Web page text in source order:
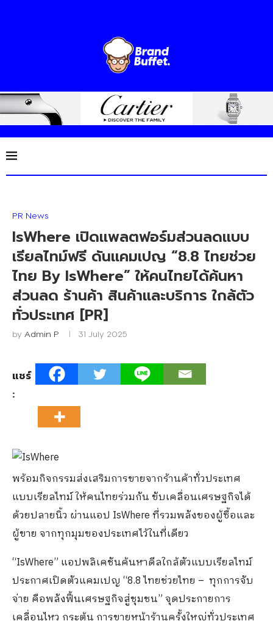
PR News
IsWhere เปิดแพลตฟอร์มส่วนลดแบบ
เรียลไทม์ฟรี ดันแคมเปญ “8.8 ไทยช่วย
ไทย By IsWhere” ให้คนไทยได้ค้นหา
ส่วนลด ร้านค้า สินค้าและบริการ ใกล้ตัว
ทั่วประเทศ [PR]
by Admin P 31 July 2025
แชร์
:
พร้อมกิจกรรมส่งเสริมการขายจากร้านค้าทั่วประเทศ
แบบเรียลไทม์ ให้คนไทยร่วมกัน ขับเคลื่อนเศรษฐกิจได้
ด้วยปลายนิ้ว ผ่านแอป IsWhereที่รวมพลังของผู้ซื้อและ
ผู้ขาย จากทุกมุมของประเทศไว้ในที่เดียว
“IsWhere” แอปพลิเคชันค้นหาดีลใกล้ตัวแบบเรียลไทม์
ประกาศเปิดตัวแคมเปญ “8.8ไทยช่วยไทย – ทุกการจับ
จ่าย คือพลังฟื้นเศรษฐกิจสู่ชุมชน”จุดประกายการ